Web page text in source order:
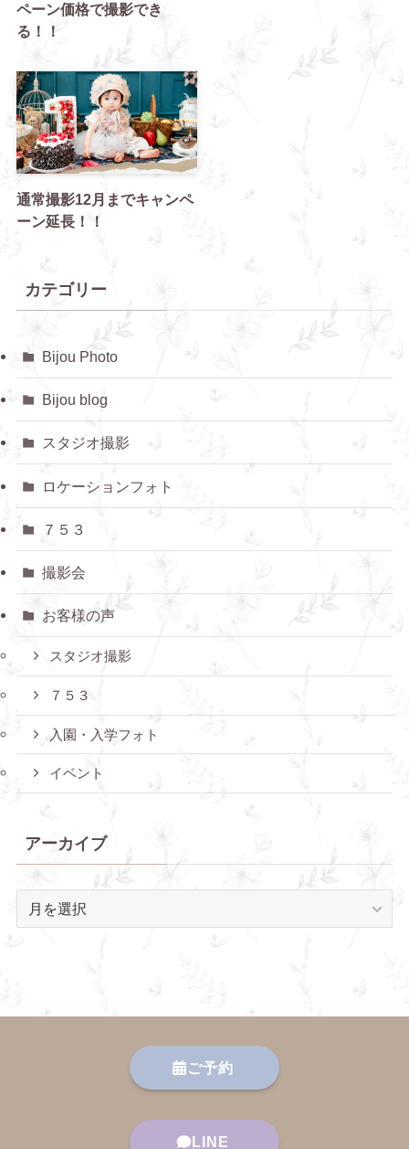
ペーン価格で撮影でき
る！！
通常撮影12月までキャンペ
ーン延長！！
カテゴリー
Bijou Photo
Bijou blog
スタジオ撮影
ロケーションフォト
７５３
撮影会
お客様の声
スタジオ撮影
７５３
入園・入学フォト
イベント
アーカイブ
ご予約
LINE